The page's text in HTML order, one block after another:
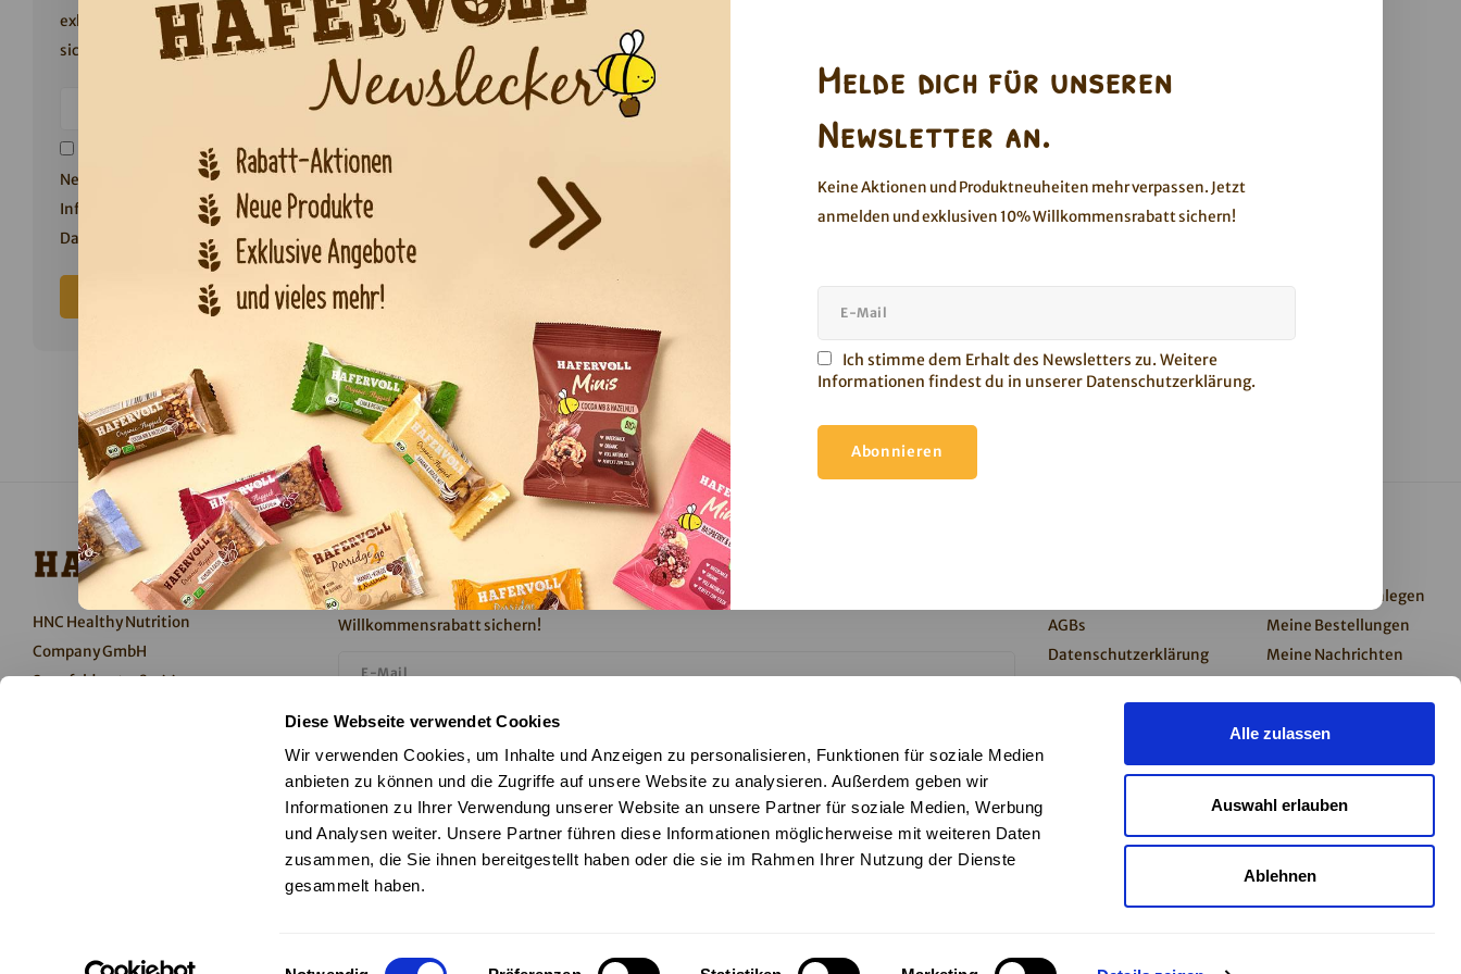
Melde dich für unseren
Newsletter an.
Keine Aktionen und Produktneuheiten mehr verpassen. Jetzt
anmelden und exklusiven 10% Willkommensrabatt sichern!
Ich stimme dem Erhalt des Newsletters zu. Weitere
Informationen findest du in unserer Datenschutzerklärung.
Abonnieren
Diese Webseite verwendet Cookies
Wir verwenden Cookies, um Inhalte und Anzeigen zu personalisieren, Funktionen für soziale Medien
anbieten zu können und die Zugriffe auf unsere Website zu analysieren. Außerdem geben wir
Informationen zu Ihrer Verwendung unserer Website an unsere Partner für soziale Medien, Werbung
und Analysen weiter. Unsere Partner führen diese Informationen möglicherweise mit weiteren Daten
zusammen, die Sie ihnen bereitgestellt haben oder die sie im Rahmen Ihrer Nutzung der Dienste
gesammelt haben.
Einwilligungsauswahl
Alle zulassen
Auswahl erlauben
Ablehnen
exklusiven 10% Willkommensrabatt
sichern!
Ich stimme dem Erhalt des
Newsletters zu. Weitere
Informationen finden Sie in unserer
Datenschutzerklärung
HNC Healthy Nutrition
Company GmbH
Senefelderstraße 44
Newsletter
Keine Aktionen und Produktneuheiten mehr verpassen. Jetzt anmelden und exklusiven 10%
Willkommensrabatt sichern!
Ich stimme dem Erhalt des Newsletters zu. Weitere Informationen findest du in unserer
Abonnieren
Folge uns
AGBs
Datenschutzerklärung
Newsletter
Kundenkonto anlegen
Meine Bestellungen
Meine Nachrichten